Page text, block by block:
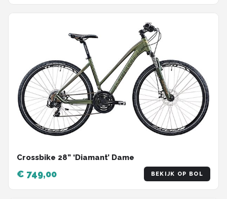
Crossbike 28” ‘Diamant’ Dame
€ 749,00 BEKIJK OP BOL